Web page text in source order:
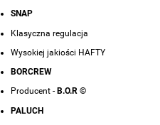
SNAP
Klasyczna regulacja
Wysokiej jakiości HAFTY
BORCREW
Producent - B.O.R ©
PALUCH